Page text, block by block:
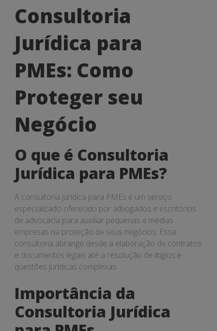
Consultoria
Jurídica
para
PMEs:
Como
Proteger
seu
Negócio
Consultoria
Jurídica para
PMEs: Como
Proteger seu
Negócio
O que é Consultoria
Jurídica para PMEs?
A consultoria jurídica para PMEs é um serviço
especializado oferecido por advogados e escritórios
de advocacia para auxiliar pequenas e médias
empresas na proteção de seus negócios. Essa
consultoria abrange desde a elaboração de contratos
e documentos legais até a resolução de litígios e
questões jurídicas complexas.
Importância da
Consultoria Jurídica